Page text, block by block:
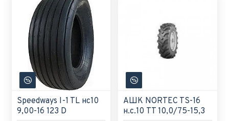
Speedways I-1 TL нс10
9,00-16 123 D
АШК NORTEC TS-16
н.с.10 TT 10,0/75-15,3